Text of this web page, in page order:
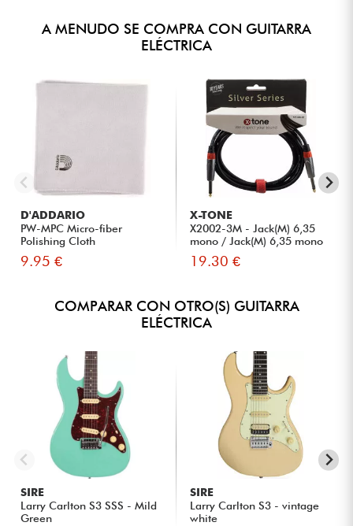
A MENUDO SE COMPRA CON GUITARRA
ELÉCTRICA
D'ADDARIO
PW-MPC Micro-fiber
Polishing Cloth
9.95 €
X-TONE
X2002-3M - Jack(M) 6,35
mono / Jack(M) 6,35 mono
S...
19.30 €
COMPARAR CON OTRO(S) GUITARRA
ELÉCTRICA
SIRE
Larry Carlton S3 SSS - Mild
Green
SIRE
Larry Carlton S3 - vintage
white